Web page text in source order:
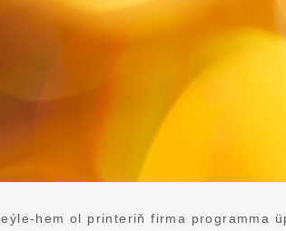
hem ol printeriň firma programma